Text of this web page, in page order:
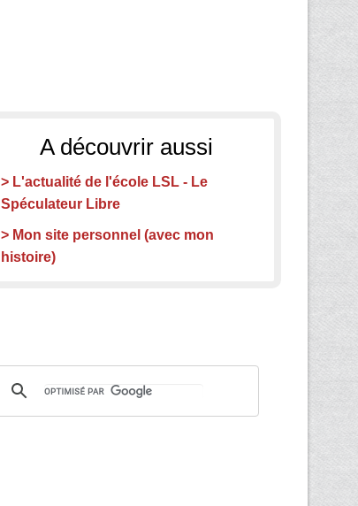
A découvrir aussi
> L'actualité de l'école LSL - Le
Spéculateur Libre
> Mon site personnel (avec mon
histoire)